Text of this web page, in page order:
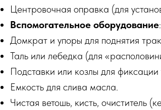
Центровочная оправка (для
Вспомогательное оборудование:
Домкрат и упоры для поднятия
Таль или лебедка (для
Подставки или козлы для фиксации
Емкость для слива масла.
Чистая ветошь, кисть, очиститель